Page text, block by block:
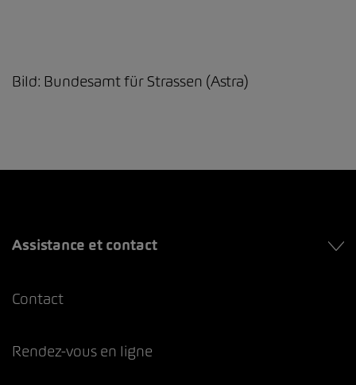
Bild: Bundesamt für Strassen (Astra)
Assistance et contact
Contact
Rendez-vous en ligne